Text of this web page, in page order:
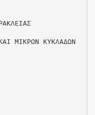
ΜΙΚΡΩΝ ΚΥΚΛΑΔΩΝ